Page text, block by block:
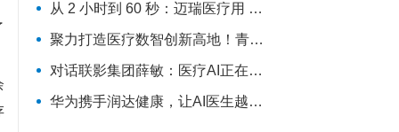
从 2 小时到 60 秒：迈瑞医疗用 AI 改写了医院最累科室的工作方式
聚力打造医疗数智创新高地！青大附院医疗数智联合实验室正式启用
对话联影集团薛敏：医疗AI正在从模型竞争，走向医疗体系的重构
华为携手润达健康，让AI医生越来越靠谱